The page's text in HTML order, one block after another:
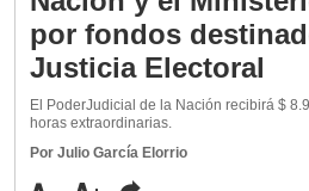
por fondos
Justicia Electoral
El PoderJudicial de la Nación recibirá $
horas extraordinarias.
Por Julio García Elorrio